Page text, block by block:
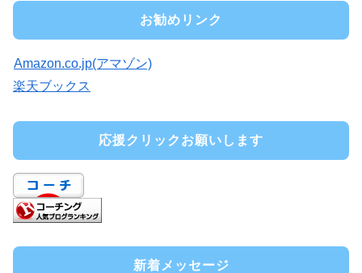
お勧めリンク
Amazon.co.jp(アマゾン)
楽天ブックス
応援クリックお願いします
新着メッセージ